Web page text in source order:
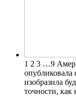
1 2 3 …9
опубликовала
изобразила
точности,